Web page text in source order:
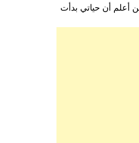
أعلم أن حياتي بدأت